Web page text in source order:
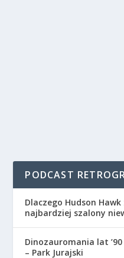
PODCAST
Dlaczego Hudson
najbardziej szalony
Dinozauromania lat
– Park Jurajski